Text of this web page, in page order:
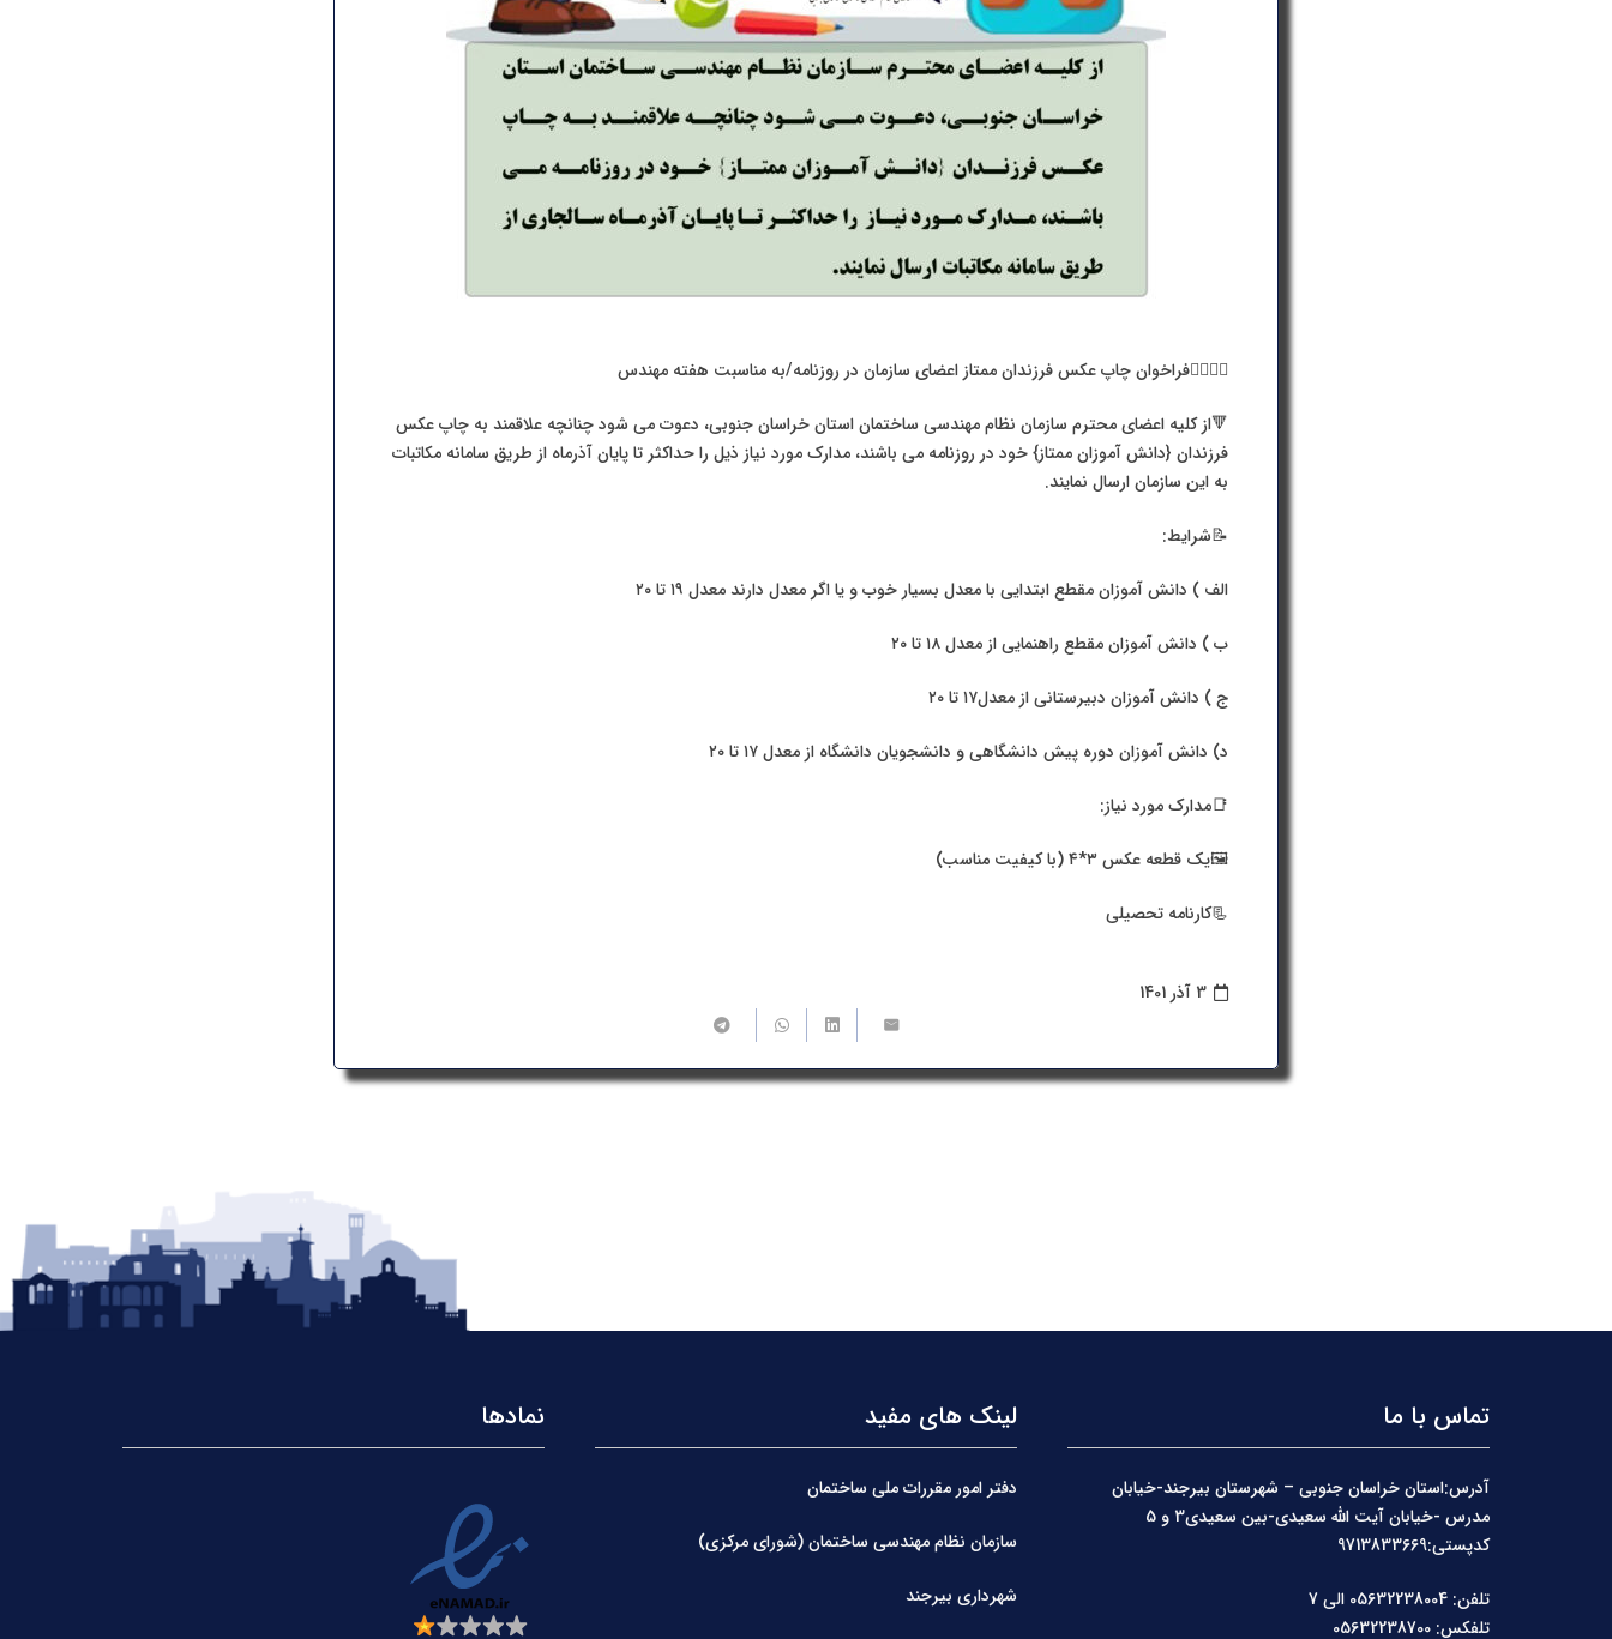
🙍‍♀️🙎‍♂️فراخوان چاپ عکس فرزندان ممتاز اعضای سازمان در روزنامه/به مناسبت هفته مهندس
🔻از کلیه اعضای محترم سازمان نظام مهندسی ساختمان استان خراسان جنوبی، دعوت می شود چنانچه علاقمند به چاپ عکس
فرزندان {دانش آموزان ممتاز} خود در روزنامه می باشند، مدارک مورد نیاز ذیل را حداکثر تا پایان آذرماه از طریق سامانه مکاتبات
به این سازمان ارسال نمایند.
📝شرایط:
الف ) دانش آموزان مقطع ابتدایی با معدل بسیار خوب و یا اگر معدل دارند معدل ۱۹ تا ۲۰
ب ) دانش آموزان مقطع راهنمایی از معدل ۱۸ تا ۲۰
ج ) دانش آموزان دبیرستانی از معدل۱۷ تا ۲۰
د) دانش آموزان دوره پیش دانشگاهی و دانشجویان دانشگاه از معدل ۱۷ تا ۲۰
📑مدارک مورد نیاز:
🖼یک قطعه عکس ۳*۴ (با کیفیت مناسب)
📃کارنامه تحصیلی
3 آذر 1401
تماس با ما
آدرس:استان خراسان جنوبی – شهرستان بیرجند-خیابان
کدپستی:9713833669
تلفن: 05632238004 الی 7
تلفکس: 05632238700
لینک های مفید
دفتر امور مقررات ملی ساختمان
سازمان نظام مهندسی ساختمان (شورای مرکزی)
شهرداری بیرجند
نمادها